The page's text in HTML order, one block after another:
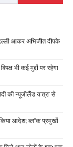
आकर अभिजीत दीपके
भी कई मुद्दों पर रहेगा
की न्यूजीलैंड यात्रा से
आदेश; ब्लॉक प्रमुखों